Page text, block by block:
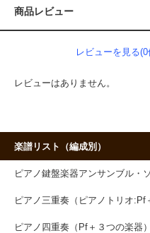
商品レビュー
レビューを見る(0
レビューはありません。
楽譜リスト（編成別）
ピアノ鍵盤楽器アンサンブル・
ピアノ三重奏（ピアノトリオ:Pf
ピアノ四重奏（Pf＋３つの楽器